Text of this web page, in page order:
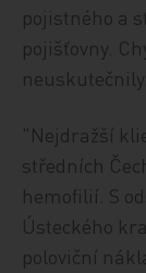
pojistného a
pojišťovny.
neuskutečnily.
"Nejdražší
středních
hemofilií. S
Ústeckého
poloviční